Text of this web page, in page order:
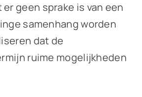
geen sprake is van een
samenhang worden
dat de
ruime mogelijkheden